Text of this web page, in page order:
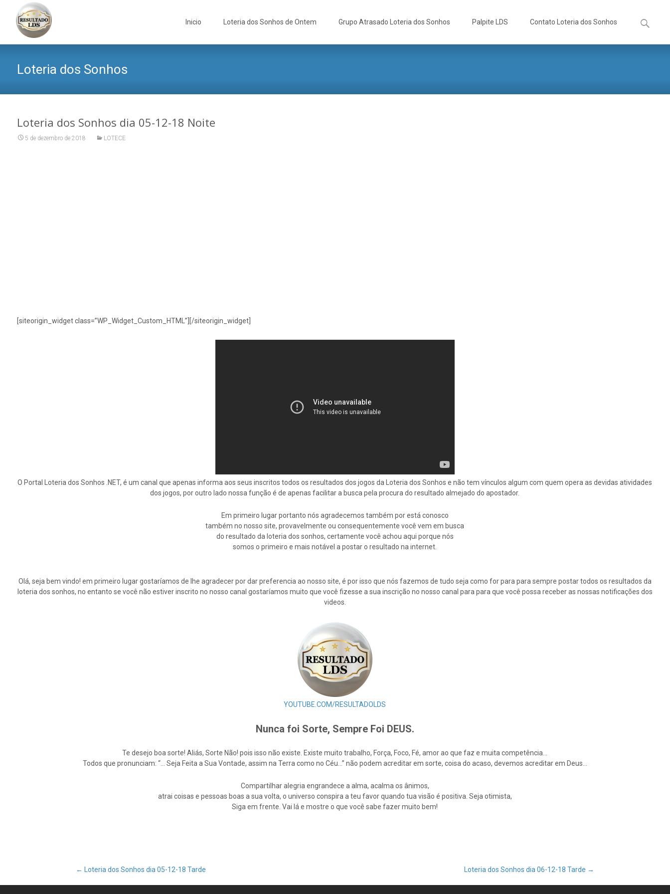
Inicio Loteria dos Sonhos de Ontem Grupo Atrasado Loteria dos Sonhos Palpite LDS Contato Loteria dos Sonhos
por:
Loteria dos Sonhos
Loteria dos Sonhos dia 05-12-18 Noite
5 de dezembro de 2018 LOTECE
[siteorigin_widget class=”WP_Widget_Custom_HTML”] [/siteorigin_widget]
O Portal Loteria dos Sonhos .NET, é um canal que apenas informa aos seus inscritos todos os resultados dos jogos da Loteria dos Sonhos e não tem vínculos algum com quem opera as devidas atividades
dos jogos, por outro lado nossa função é de apenas facilitar a busca pela procura do resultado almejado do apostador.
Em primeiro lugar portanto nós agradecemos também por está conosco
também no nosso site, provavelmente ou consequentemente você vem em busca
do resultado da loteria dos sonhos, certamente você achou aqui porque nós
somos o primeiro e mais notável a postar o resultado na internet.
Olá, seja bem vindo! em primeiro lugar gostaríamos de lhe agradecer por dar preferencia ao nosso site, é por isso que nós fazemos de tudo seja como for para para sempre postar todos os resultados da
loteria dos sonhos, no entanto se você não estiver inscrito no nosso canal gostaríamos muito que você fizesse a sua inscrição no nosso canal para para que você possa receber as nossas notificações dos
videos.
YOUTUBE.COM/RESULTADOLDS
Nunca foi Sorte, Sempre Foi DEUS.
Te desejo boa sorte! Aliás, Sorte Não! pois isso não existe. Existe muito trabalho, Força, Foco, Fé, amor ao que faz e muita competência…
Todos que pronunciam: “… Seja Feita a Sua Vontade, assim na Terra como no Céu…” não podem acreditar em sorte, coisa do acaso, devemos acreditar em Deus…
Compartilhar alegria engrandece a alma, acalma os ânimos,
atrai coisas e pessoas boas a sua volta, o universo conspira a teu favor quando tua visão é positiva. Seja otimista,
Siga em frente. Vai lá e mostre o que você sabe fazer muito bem!
Post
← Loteria dos Sonhos dia 05-12-18 Tarde Loteria dos Sonhos dia 06-12-18 Tarde →